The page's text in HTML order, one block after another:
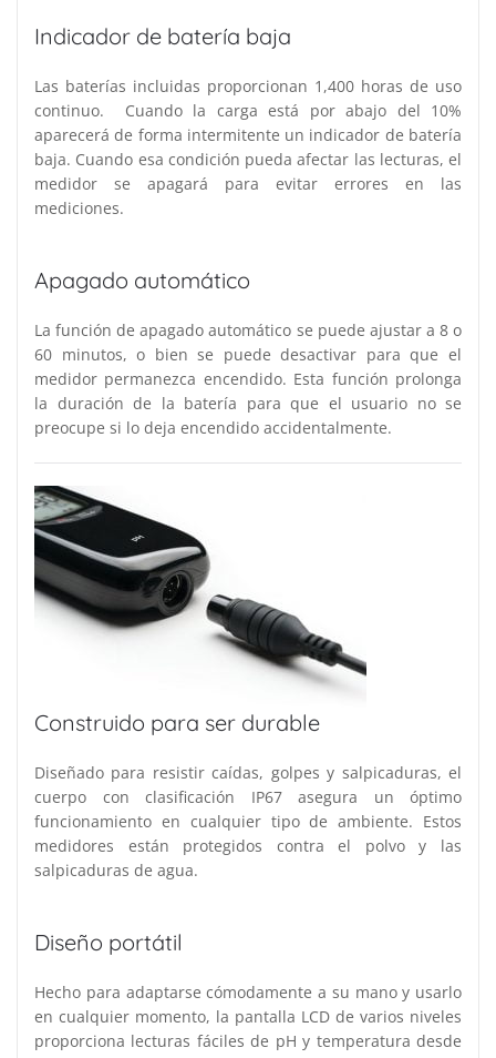
Indicador de batería baja
Las baterías incluidas proporcionan 1,400 horas de uso
continuo.
Cuando la carga está por abajo del 10%
aparecerá de forma intermitente un indicador de batería
baja. Cuando esa condición pueda afectar las lecturas, el
medidor se apagará para evitar errores en las
mediciones.
Apagado automático
La función de apagado automático se puede ajustar a 8 o
60 minutos, o bien se puede desactivar para que el
medidor permanezca encendido. Esta función prolonga
la duración de la batería para que el usuario no se
preocupe si lo deja encendido accidentalmente.
Construido para ser durable
Diseñado para resistir caídas, golpes y salpicaduras, el
cuerpo con clasificación IP67 asegura un óptimo
funcionamiento en cualquier tipo de ambiente. Estos
medidores están protegidos contra el polvo y las
salpicaduras de agua.
Diseño portátil
Hecho para adaptarse cómodamente a su mano y usarlo
en cualquier momento, la pantalla LCD de varios niveles
proporciona lecturas fáciles de pH y temperatura desde